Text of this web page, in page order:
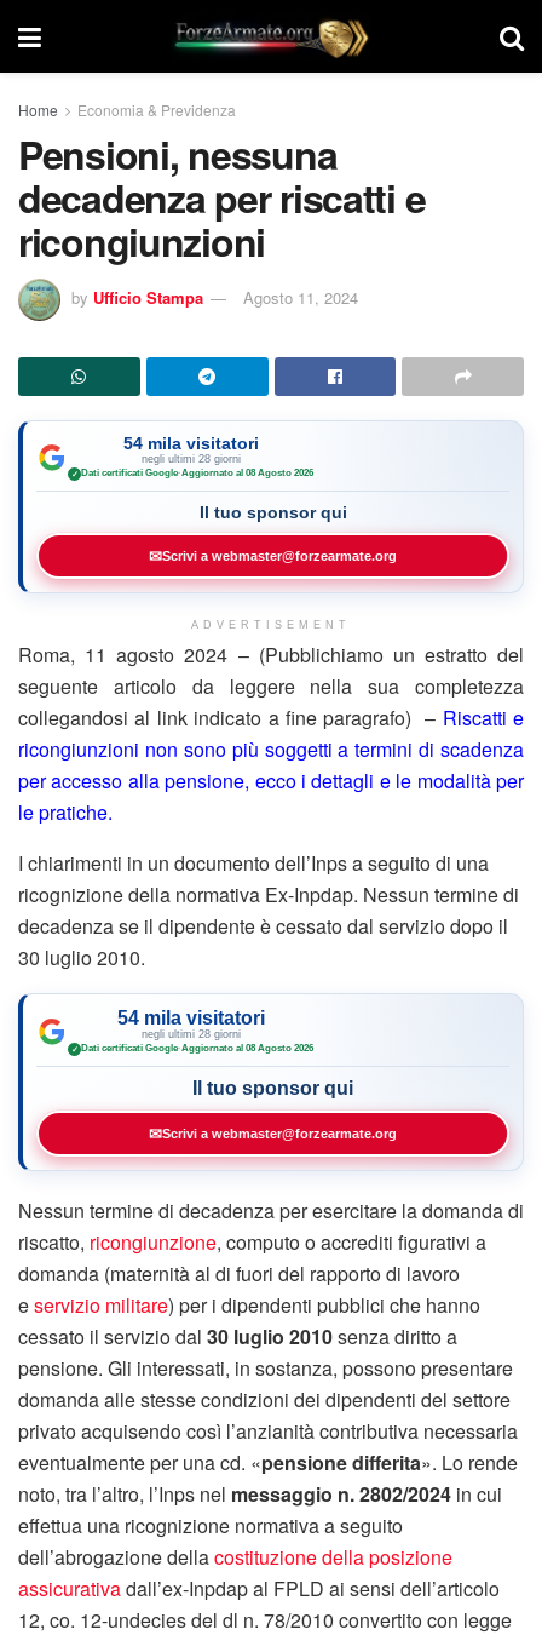
Home Economia & Previdenza
Pensioni, nessuna
decadenza per riscatti e
ricongiunzioni
by Ufficio Stampa Agosto 11, 2024
54 mila visitatori
negli ultimi 28 giorni
✓ Dati certificati Google·Aggiornato al 08 Agosto 2026
Il tuo sponsor qui
✉Scrivi a webmaster@forzearmate.org
ADVERTISEMENT
Roma, 11 agosto 2024 – (Pubblichiamo un estratto del
seguente articolo da leggere nella sua completezza
collegandosi al link indicato a fine paragrafo) – Riscatti e
ricongiunzioni non sono più soggetti a termini di scadenza
per accesso alla pensione, ecco i dettagli e le modalità per
le pratiche.
I chiarimenti in un documento dell’Inps a seguito di una
ricognizione della normativa Ex-Inpdap. Nessun termine di
decadenza se il dipendente è cessato dal servizio dopo il
30 luglio 2010.
54 mila visitatori
negli ultimi 28 giorni
✓ Dati certificati Google·Aggiornato al 08 Agosto 2026
Il tuo sponsor qui
✉Scrivi a webmaster@forzearmate.org
Nessun termine di decadenza per esercitare la domanda di
riscatto, ricongiunzione, computo o accrediti figurativi a
domanda (maternità al di fuori del rapporto di lavoro
eservizio militare) per i dipendenti pubblici che hanno
cessato il servizio dal 30 luglio 2010senza diritto a
pensione. Gli interessati, in sostanza, possono presentare
domanda alle stesse condizioni dei dipendenti del settore
privato acquisendo così l’anzianità contributiva necessaria
eventualmente per una cd. «pensione differita». Lo rende
noto, tra l’altro, l’Inps nel messaggio n. 2802/2024 in cui
effettua una ricognizione normativa a seguito
dell’abrogazione dellacostituzione della posizione
assicurativadall’ex-Inpdap al FPLD ai sensi dell’articolo
12, co. 12-undecies del dl n. 78/2010 convertito con legge